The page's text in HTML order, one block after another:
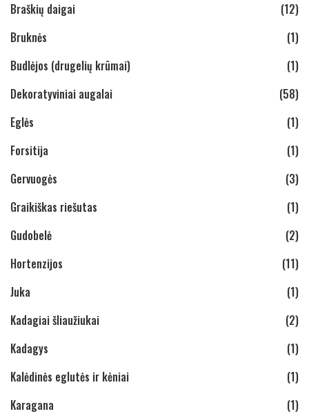
Braškių daigai
(12)
Bruknės
(1)
Budlėjos (drugelių krūmai)
(1)
Dekoratyviniai augalai
(58)
Eglės
(1)
Forsitija
(1)
Gervuogės
(3)
Graikiškas riešutas
(1)
Gudobelė
(2)
Hortenzijos
(11)
Juka
(1)
Kadagiai šliaužiukai
(2)
Kadagys
(1)
Kalėdinės eglutės ir kėniai
(1)
Karagana
(1)